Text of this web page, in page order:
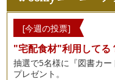
[今週の投票]
"宅配食材"利用してる
抽選で5名様に『図書カー
プレゼント。